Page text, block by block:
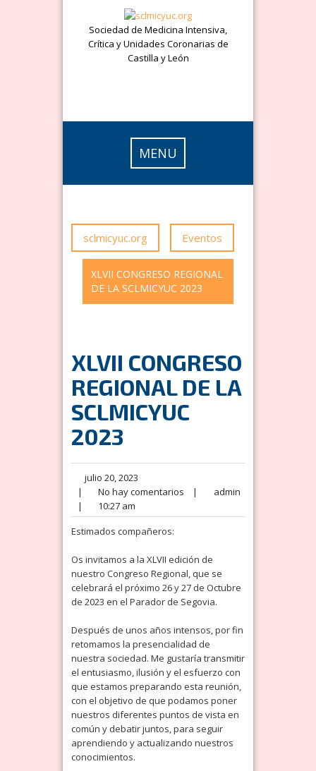
Sociedad de Medicina Intensiva,
Crítica y Unidades Coronarias de
Castilla y León
MENU
sclmicyuc.org Eventos
XLVII CONGRESO REGIONAL
DE LA SCLMICYUC 2023
XLVII CONGRESO
REGIONAL DE LA
SCLMICYUC
2023
julio 20, 2023
|
No hay comentarios |
admin
|
10:27 am
Estimados compañeros:
Os invitamos a la XLVII edición de
nuestro Congreso Regional, que se
celebrará el próximo 26 y 27 de Octubre
de 2023 en el Parador de Segovia.
Después de unos años intensos, por fin
retomamos la presencialidad de
nuestra sociedad. Me gustaría transmitir
el entusiasmo, ilusión y el esfuerzo con
que estamos preparando esta reunión,
con el objetivo de que podamos poner
nuestros diferentes puntos de vista en
común y debatir juntos, para seguir
aprendiendo y actualizando nuestros
conocimientos.